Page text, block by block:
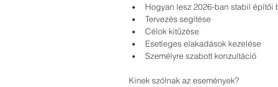
Hogyan lesz 2026-ban stabil építői
Tervezés segítése
Célok kitűzése
Esetleges elakadások kezelése
Személyre szabott konzultáció
Kinek szólnak az események?